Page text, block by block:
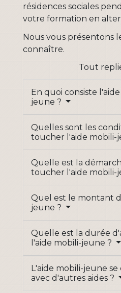
résidences sociales
votre formation en
Nous vous présentons
connaître.
Tout
En quoi consiste
jeune ?
Quelles sont les
toucher l'aide mobili-
Quelle est la
toucher l'aide mobili-
Quel est le montant
jeune ?
Quelle est la durée
l'aide mobili-jeune ?
L'aide mobili-jeune
avec d'autres aides ?